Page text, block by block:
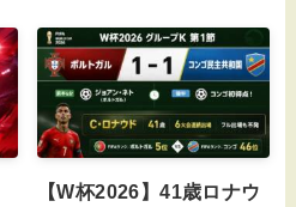
【W杯2026】41歳ロナウ